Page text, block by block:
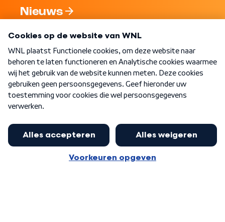
Nieuws
Nieuwsbrief
Word Lid